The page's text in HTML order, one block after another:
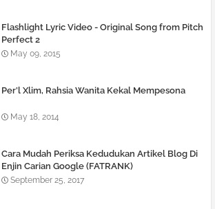
Flashlight Lyric Video - Original Song from Pitch
Perfect 2
May 09, 2015
Per’l Xlim, Rahsia Wanita Kekal Mempesona
May 18, 2014
Cara Mudah Periksa Kedudukan Artikel Blog Di
Enjin Carian Google (FATRANK)
September 25, 2017